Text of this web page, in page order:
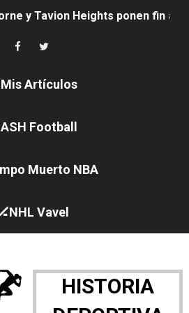
y Tavion Heights ponen fin
- GP Gran Bretaña
season
para Chelsea Green, Chad
de MTB 2026 (Monteceneri,
de remo 2026 (Varese, Italia)
femenino 2026 (Tokio, Japón) -
Artículos
Football
Muerto NBA
Vavel
HISTORIA